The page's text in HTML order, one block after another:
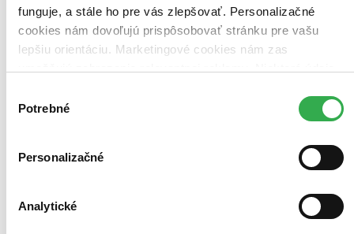
funguje, a stále ho pre vás zlepšovať. Personalizačné
cookies nám dovoľujú prispôsobovať stránku pre vašu
lepšiu orientáciu. Marketingové cookies nám zas
keby sme mohli používať všetky tieto cookies. Ďakujeme!
súhlasu
Potrebné
Personalizačné
Analytické
Tereza Mašková: Zmatená
CZ
Tereza Mašková
Zmatená je multižánrové debutové album Terezy Maškové, které
shrnuje dva roky její práce. Kromě již zveřejněných hitů Žár, New
Me, O nás dvou a Láskou se splést obsahuje osm novinek. Dvě
Brzobohat.
Na sklade 2 ks
Tento titul máme síce aktuálne na sklade, máme však už iba